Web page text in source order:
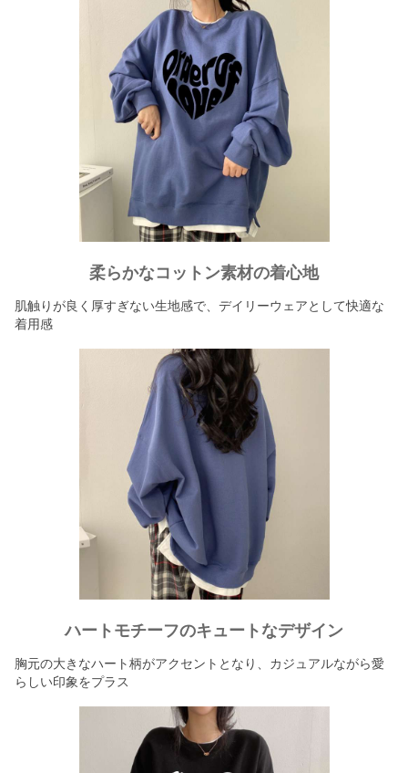
柔らかなコットン素材の着心地
肌触りが良く厚すぎない生地感で、デイリーウェアとして快適な
着用感
ハートモチーフのキュートなデザイン
胸元の大きなハート柄がアクセントとなり、カジュアルながら愛
らしい印象をプラス